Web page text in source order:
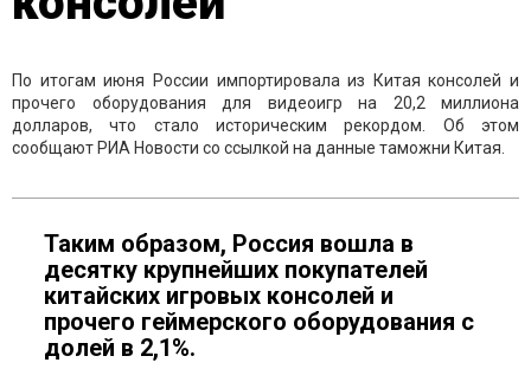
По итогам июня России импортировала из Китая консолей и
прочего оборудования для видеоигр на 20,2 миллиона
долларов, что стало историческим рекордом. Об этом
сообщают РИА Новости со ссылкой на данные таможни Китая.
Таким образом, Россия вошла в
десятку крупнейших покупателей
китайских игровых консолей и
прочего геймерского оборудования с
долей в 2,1%.